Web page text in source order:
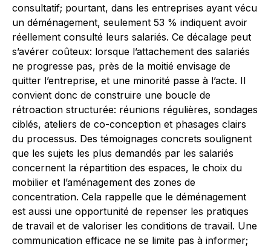
consultatif; pourtant, dans les entreprises ayant vécu
un déménagement, seulement 53 % indiquent avoir
réellement consulté leurs salariés. Ce décalage peut
s’avérer coûteux: lorsque l’attachement des salariés
ne progresse pas, près de la moitié envisage de
quitter l’entreprise, et une minorité passe à l’acte. Il
convient donc de construire une boucle de
rétroaction structurée: réunions régulières, sondages
ciblés, ateliers de co-conception et phasages clairs
du processus. Des témoignages concrets soulignent
que les sujets les plus demandés par les salariés
concernent la répartition des espaces, le choix du
mobilier et l’aménagement des zones de
concentration. Cela rappelle que le déménagement
est aussi une opportunité de repenser les pratiques
de travail et de valoriser les conditions de travail. Une
communication efficace ne se limite pas à informer;